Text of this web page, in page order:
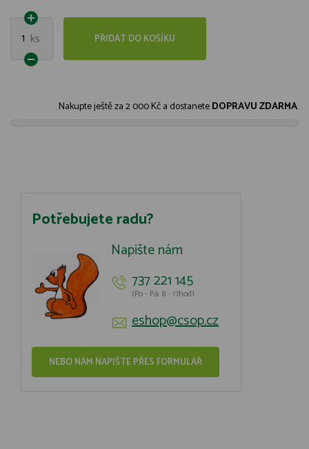
1 ks PŘIDAT DO KOŠÍKU
Nakupte ještě za2 000 Kča dostaneteDOPRAVU ZDARMA.
Potřebujete radu?
Napište nám
737 221 145
(Po - Pá: 8 - 17hod)
eshop@csop.cz
NEBO NÁM NAPIŠTE PŘES FORMULÁŘ